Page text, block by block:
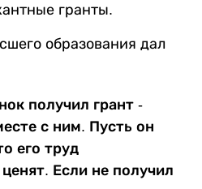
гранты.
образования дал
получил грант -
с ним. Пусть он
его труд
Если не получил